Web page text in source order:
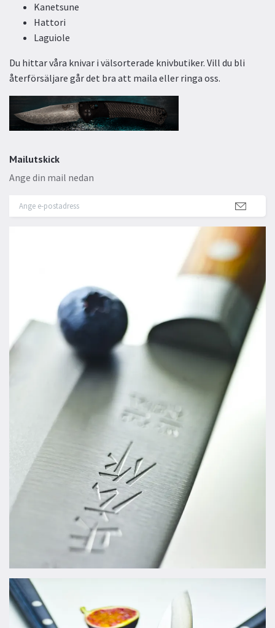
Mailutskick
Ange din mail nedan
Kanetsune
Hattori
Laguiole
Du hittar våra knivar i välsorterade knivbutiker. Vill du bli
återförsäljare går det bra att maila eller ringa oss.